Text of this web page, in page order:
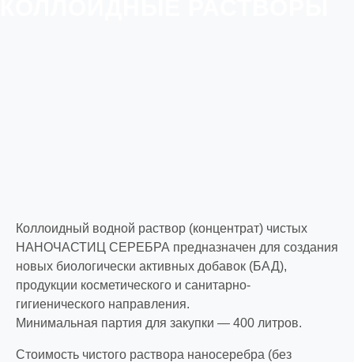
Коллоидный водной раствор (концентрат) чистых
НАНОЧАСТИЦ СЕРЕБРА предназначен для создания
новых биологически активных добавок (БАД),
продукции косметического и санитарно-
гигиенического направления.
Минимальная партия для закупки — 400 литров.
Стоимость чистого раствора наносеребра (без